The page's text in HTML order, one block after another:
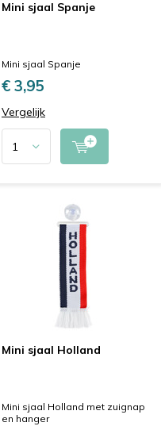
Mini sjaal Spanje
Mini sjaal Spanje
€ 3,95
Vergelijk
Mini sjaal Holland
Mini sjaal Holland met zuignap
en hanger